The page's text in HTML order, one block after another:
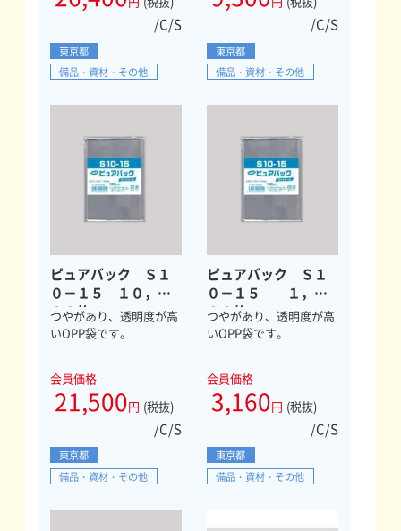
/C/S
東京都
備品・資材・その他
/C/S
東京都
備品・資材・その他
ピュアバック Ｓ１
０－１５ １０，０
００枚
つやがあり、透明度が高
いOPP袋です。
会員価格
21,500円 (税抜)
/C/S
東京都
備品・資材・その他
ピュアバック Ｓ１
０－１５ １，０
００枚
つやがあり、透明度が高
いOPP袋です。
会員価格
3,160円 (税抜)
/C/S
東京都
備品・資材・その他